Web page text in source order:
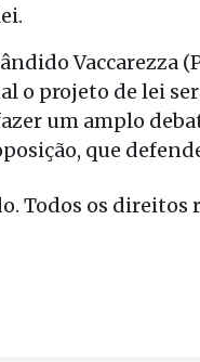
Vaccarezza
o projeto de lei
um amplo
que
Todos os direitos